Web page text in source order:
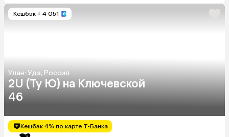
Кешбэк + 4 051
Улан-Удэ, Россия
2U (Ту Ю) на Ключевской
46
Кешбэк 4% по карте Т-Банка